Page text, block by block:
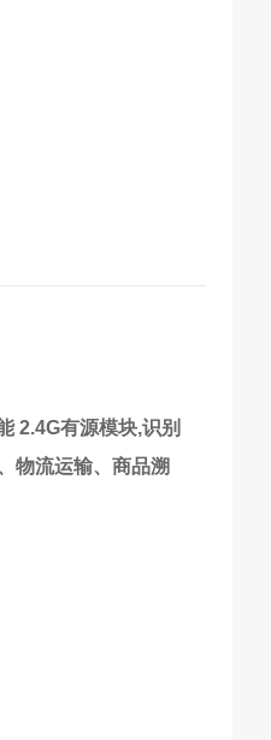
2.4G有源模块,识别
物流运输、商品溯